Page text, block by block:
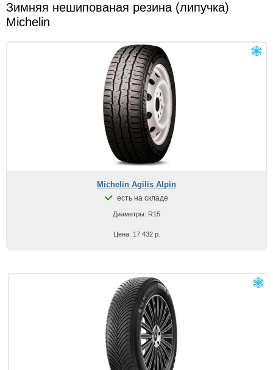
Зимняя нешипованая резина (липучка)
Michelin
Michelin Agilis Alpin
есть на складе
Диаметры: R15
Цена: 17 432 р.